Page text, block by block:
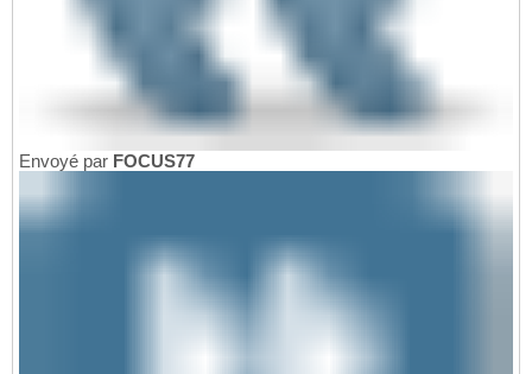
Envoyé par FOCUS77